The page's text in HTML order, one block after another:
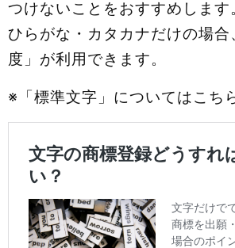
つけないことをおすすめします
ひらがな・カタカナだけの場
度」が利用できます。
※「標準文字」についてはこち